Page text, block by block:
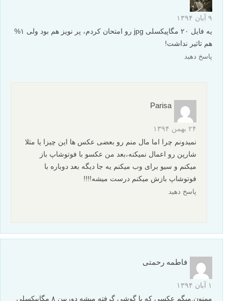
۹ آبان ۱۳۹۴
یه فایل ۲۰ مگاپیکسلی jpg رو امتحان کردم، پر نویز هم بود ولی ۱%
هم تاثیر نداشت!
پاسخ دهید
Parisa
۲۴ بهمن ۱۳۹۴
نمیدونم چرا اما مال منم رو بعضی عکس ها این چیزا یا مثلا
شارپن رو اعمال نمیکنه،بعد من عکسو با فوتوشاپ باز
میکنم و سیو برای وب میکنم یه جا دیگه بعد دوباره با
فوتوشاپ بازش میکنم درست میشه!!!!
پاسخ دهید
فاطمه رحمتی
۱ آبان ۱۳۹۴
ممنون.میگم عکسی که با گوشی گرفته میشه دوربین ۸ مگاپیکسلی